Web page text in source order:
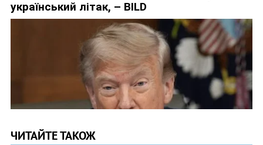
ЧИТАЙТЕ ТАКОЖ